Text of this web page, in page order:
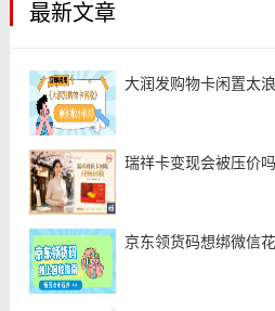
最新文章
大润发购物卡闲置太
瑞祥卡变现会被压价
京东领货码想绑微信